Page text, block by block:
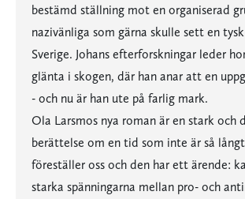
bestämd ställning mot en organiserad
nazivänliga som gärna skulle sett en
Sverige. Johans efterforskningar leder
glänta i skogen, där han anar att en
- och nu är han ute på farlig mark.
Ola Larsmos nya roman är en stark och
berättelse om en tid som inte är så
föreställer oss och den har ett ärende:
starka spänningarna mellan pro- och